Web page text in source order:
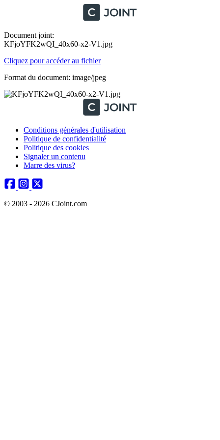
Document joint:
KFjoYFK2wQI_40x60-x2-V1.jpg
Cliquez pour accéder au fichier
Format du document: image/jpeg
Conditions générales d'utilisation
Politique de confidentialité
Politique des cookies
Signaler un contenu
Marre des virus?
© 2003 - 2026 CJoint.com